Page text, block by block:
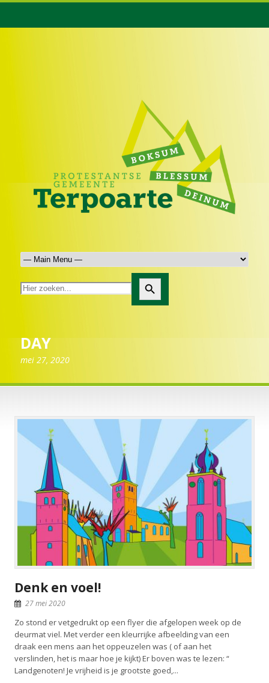
Zoekknop
DAY
mei 27, 2020
Denk en voel!
27 mei 2020
Zo stond er vetgedrukt op een flyer die afgelopen week op de
deurmat viel. Met verder een kleurrijke afbeelding van een
draak een mens aan het oppeuzelen was ( of aan het
verslinden, het is maar hoe je kijkt) Er boven was te lezen: “
Landgenoten! Je vrijheid is je grootste goed,...